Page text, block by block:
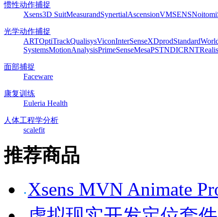
惯性动作捕捉
Xsens3D SuitMeasurandSynertialAscensionVMSENSNoitom
光学动作捕捉
ARTOptiTrackQualisysViconInterSenseXDprodStandard
SystemsMotionAnalysisPrimeSenseMesaPSTNDICRNTRealis
面部捕捉
Faceware
康复训练
Euleria Health
人体工程学分析
scalefit
推荐商品
Xsens MVN Animate